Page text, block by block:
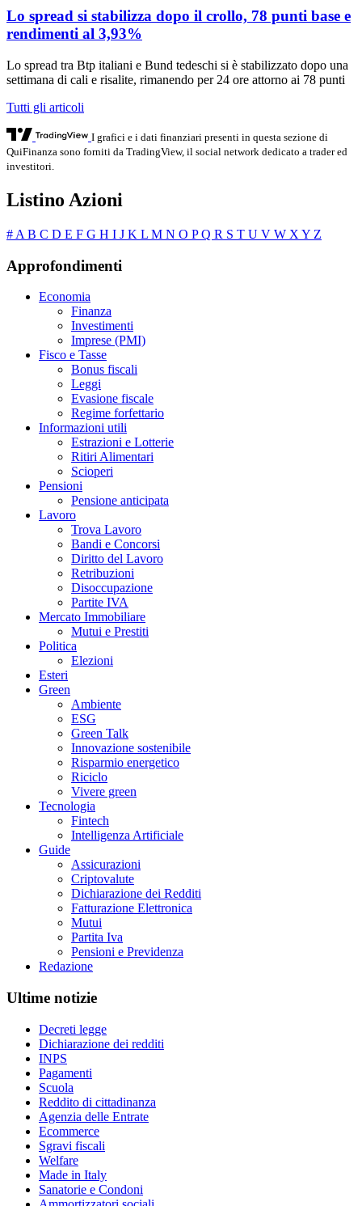
Lo spread si stabilizza dopo il crollo, 78 punti base e
rendimenti al 3,93%
Lo spread tra Btp italiani e Bund tedeschi si è stabilizzato dopo una
settimana di cali e risalite, rimanendo per 24 ore attorno ai 78 punti
Tutti gli articoli
I grafici e i dati finanziari presenti in questa sezione di
QuiFinanza sono forniti da TradingView, il social network dedicato a trader ed
investitori.
Listino Azioni
# A B C D E F G H I J K L M N O PQ R S T U V W X Y Z
Approfondimenti
Economia
Finanza
Investimenti
Imprese (PMI)
Fisco e Tasse
Bonus fiscali
Leggi
Evasione fiscale
Regime forfettario
Informazioni utili
Estrazioni e Lotterie
Ritiri Alimentari
Scioperi
Pensioni
Pensione anticipata
Lavoro
Trova Lavoro
Bandi e Concorsi
Diritto del Lavoro
Retribuzioni
Disoccupazione
Partite IVA
Mercato Immobiliare
Mutui e Prestiti
Politica
Elezioni
Esteri
Green
Ambiente
ESG
Green Talk
Innovazione sostenibile
Risparmio energetico
Riciclo
Vivere green
Tecnologia
Fintech
Intelligenza Artificiale
Guide
Assicurazioni
Criptovalute
Dichiarazione dei Redditi
Fatturazione Elettronica
Mutui
Partita Iva
Pensioni e Previdenza
Redazione
Ultime notizie
Decreti legge
Dichiarazione dei redditi
INPS
Pagamenti
Scuola
Reddito di cittadinanza
Agenzia delle Entrate
Ecommerce
Sgravi fiscali
Welfare
Made in Italy
Sanatorie e Condoni